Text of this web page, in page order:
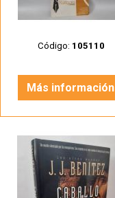
Código: 105110
Más información